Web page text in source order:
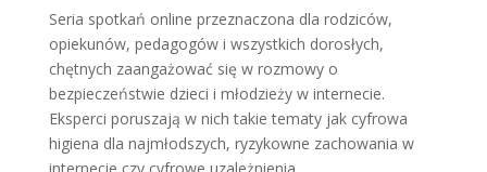
Seria spotkań online przeznaczona dla rodziców,
opiekunów, pedagogów i wszystkich dorosłych,
chętnych zaangażować się w rozmowy o
bezpieczeństwie dzieci i młodzieży w internecie.
Eksperci poruszają w nich takie tematy jak cyfrowa
higiena dla najmłodszych, ryzykowne zachowania w